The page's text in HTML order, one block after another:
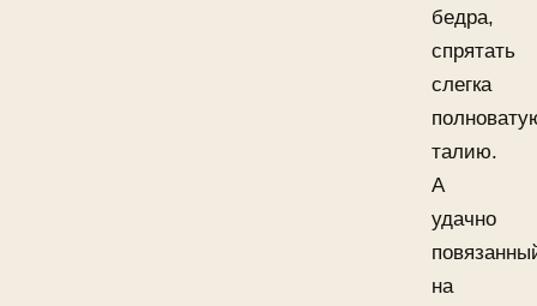
бедра,
спрятать
слегка
талию.
А
удачно
на